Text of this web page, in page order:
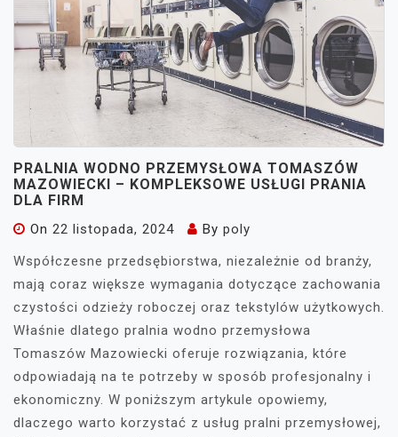
PRALNIA WODNO PRZEMYSŁOWA TOMASZÓW
MAZOWIECKI – KOMPLEKSOWE USŁUGI PRANIA
DLA FIRM
On 22 listopada, 2024 By poly
Współczesne przedsębiorstwa, niezależnie od branży,
mają coraz większe wymagania dotyczące zachowania
czystości odzieży roboczej oraz tekstylów użytkowych.
Właśnie dlatego pralnia wodno przemysłowa
Tomaszów Mazowiecki oferuje rozwiązania, które
odpowiadają na te potrzeby w sposób profesjonalny i
ekonomiczny. W poniższym artykule opowiemy,
dlaczego warto korzystać z usług pralni przemysłowej,